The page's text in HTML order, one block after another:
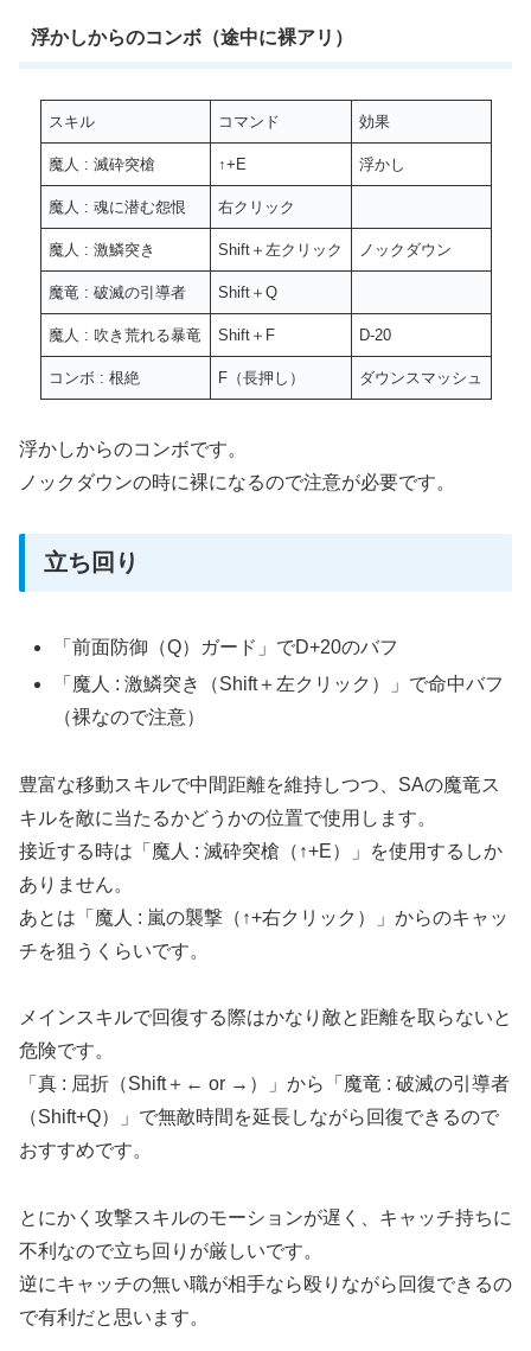
浮かしからのコンボ（途中に裸アリ）
スキル コマンド 効果
魔人 : 滅砕突槍 ↑+E 浮かし
魔人 : 魂に潜む怨恨 右クリック
魔人 : 激鱗突き Shift＋左クリック ノックダウン
魔竜 : 破滅の引導者 Shift＋Q
魔人 : 吹き荒れる暴竜 Shift＋F D-20
コンボ : 根絶 F（長押し） ダウンスマッシュ
浮かしからのコンボです。
ノックダウンの時に裸になるので注意が必要です。
立ち回り
「前面防御（Q）ガード」でD+20のバフ
「魔人 : 激鱗突き（Shift＋左クリック）」で命中バフ
（裸なので注意）
豊富な移動スキルで中間距離を維持しつつ、SAの魔竜ス
キルを敵に当たるかどうかの位置で使用します。
接近する時は「魔人 : 滅砕突槍（↑+E）」を使用するしか
ありません。
あとは「魔人 : 嵐の襲撃（↑+右クリック）」からのキャッ
チを狙うくらいです。
メインスキルで回復する際はかなり敵と距離を取らないと
危険です。
「真 : 屈折（Shift＋← or →）」から「魔竜 : 破滅の引導者
（Shift+Q）」で無敵時間を延長しながら回復できるので
おすすめです。
とにかく攻撃スキルのモーションが遅く、キャッチ持ちに
不利なので立ち回りが厳しいです。
逆にキャッチの無い職が相手なら殴りながら回復できるの
で有利だと思います。